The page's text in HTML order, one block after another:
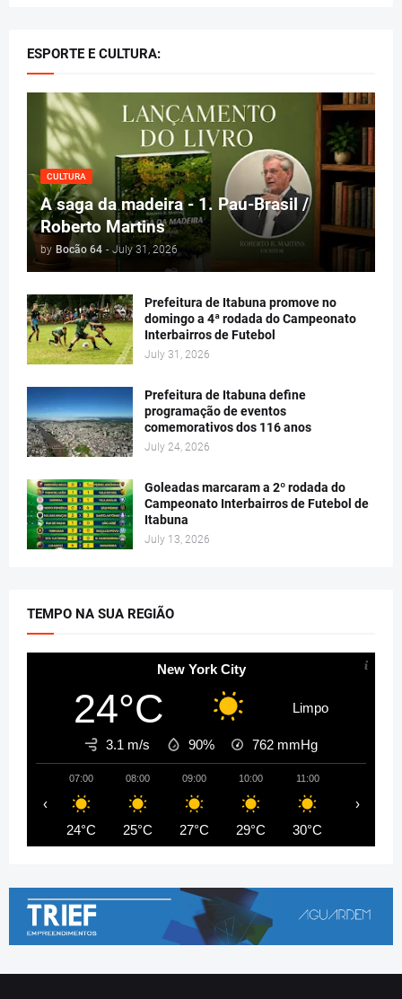
ESPORTE E CULTURA:
CULTURA
A saga da madeira - 1. Pau-Brasil /
Roberto Martins
by Bocão 64 - July 31, 2026
Prefeitura de Itabuna promove no
domingo a 4ª rodada do Campeonato
Interbairros de Futebol
July 31, 2026
Prefeitura de Itabuna define
programação de eventos
comemorativos dos 116 anos
July 24, 2026
Goleadas marcaram a 2º rodada do
Campeonato Interbairros de Futebol de
Itabuna
July 13, 2026
TEMPO NA SUA REGIÃO
New York City
24°C Limpo
3.1 m/s 90% 762 mmHg
07:00
24°C
08:00
25°C
09:00
27°C
10:00
29°C
11:00
30°C
‹ ›